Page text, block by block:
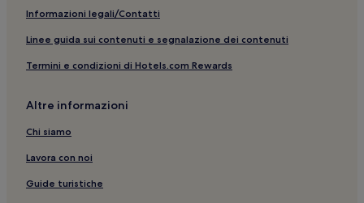
Blois: hotel
Menars: hotel
Blois Agglopolys: hotel
Stazione di Blois-Chambord: hotel nelle vicinanze
Villetrun: hotel
Sainte-Anne: hotel
Informazioni legali/Contatti
Linee guida sui contenuti e segnalazione dei contenuti
Termini e condizioni di Hotels.com Rewards
Altre informazioni
Chi siamo
Lavora con noi
Guide turistiche